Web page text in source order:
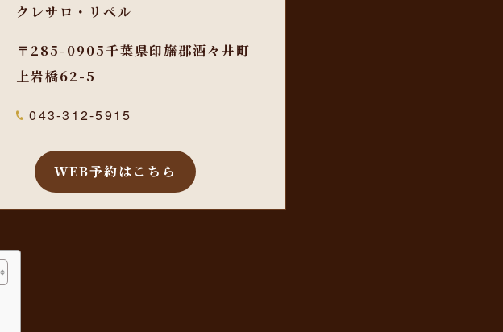
クレサロ・リペル
〒285-0905千葉県印旛郡酒々井町
上岩橋62-5
043-312-5915
WEB予約はこちら